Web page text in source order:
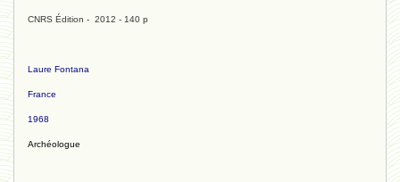
CNRS Édition - 2012 - 140 p
Laure Fontana
France
1968
Archéologue